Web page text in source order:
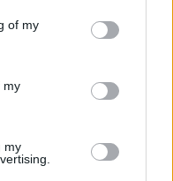
You may click to
its third-party tags to
in below Google
of my
my
my